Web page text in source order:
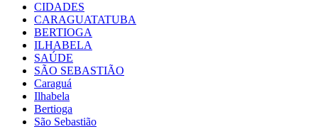
CIDADES
CARAGUATATUBA
BERTIOGA
ILHABELA
SAÚDE
SÃO SEBASTIÃO
Caraguá
Ilhabela
Bertioga
São Sebastião